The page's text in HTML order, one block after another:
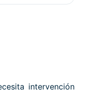
intervención